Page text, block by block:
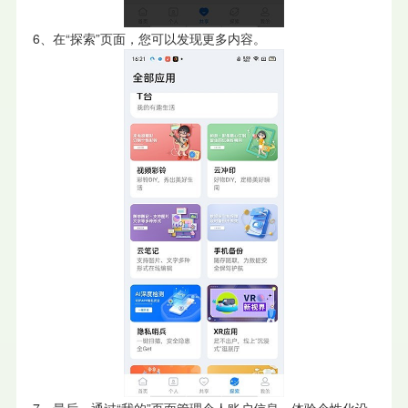
6、在“探索”页面，您可以发现更多内容。